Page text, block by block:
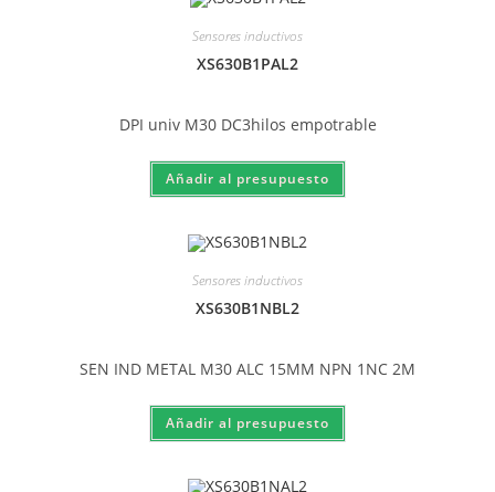
Sensores inductivos
XS630B1PAL2
DPI univ M30 DC3hilos empotrable
Sensores inductivos
XS630B1NBL2
SEN IND METAL M30 ALC 15MM NPN 1NC 2M